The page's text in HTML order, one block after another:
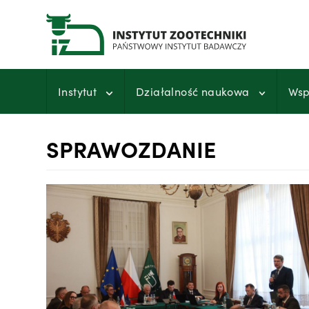
Przejdź
Instytut Działalność naukowa
SPRAWOZDANIE